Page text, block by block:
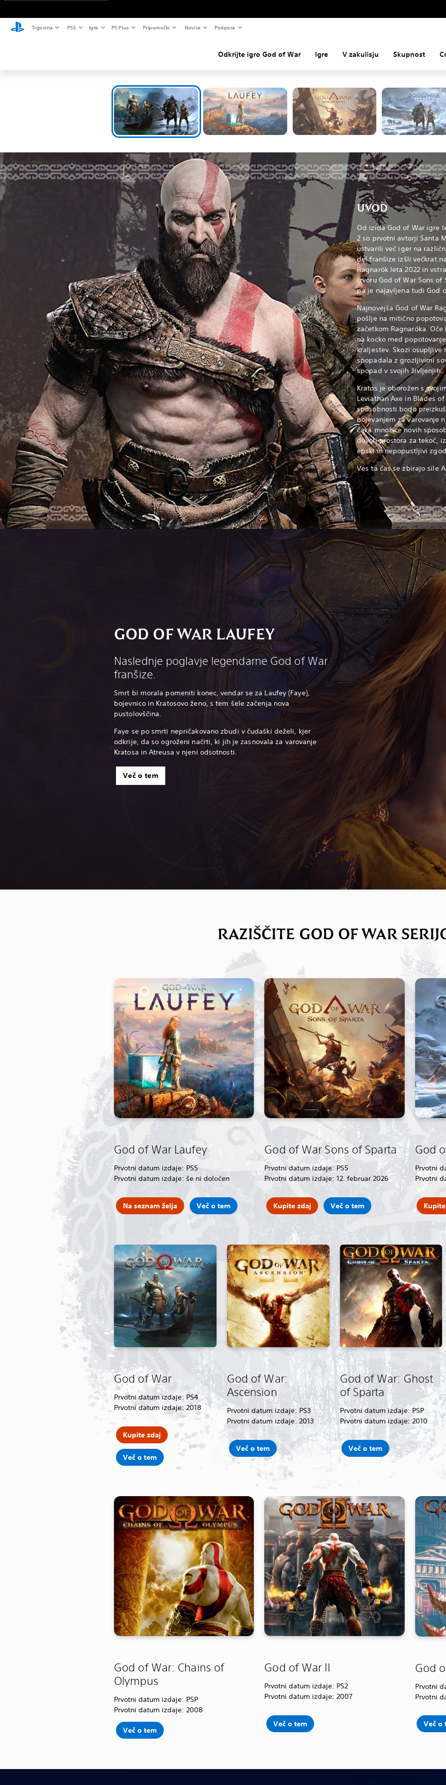
Trgovina PS5 Igre PS Plus Pripomočki Novice Podpora
Odkrijte igro God of War Igre V zakulisju Skupnost
UVOD
Od izida God of War igre
2 so prvotni avtorji Santa
ustvarili več iger na
del franšize izšli večkrat
Ragnarök leta 2022 in
izvoru God of War Sons
pa je najavljena tudi God
Najnovejša God of War
pošlje na mitično
začetkom Ragnaröka.
na kocko med
kraljestev.Skozi osupljive
spopadala z grozljivimi
spopad v svojih življenjih.
Kratos je oborožen s
Leviathan Axe in Blades
sposobnosti bodo
bojevanjem za varovanje
čaka množice novih
dovolj prostora za tekoč,
epski in nepopustljivi
Ves ta čas se zbirajo sile
GOD OF WAR LAUFEY
Naslednje poglavje legendarne God of War
franšize.
Smrt bi morala pomeniti konec, vendar se za Laufey (Faye),
bojevnico in Kratosovo ženo, s tem šele začenja nova
pustolovščina.
Faye se po smrti nepričakovano zbudi v čudaški deželi, kjer
odkrije, da so ogroženi načrti, ki jih je zasnovala za varovanje
Kratosa in Atreusa v njeni odsotnosti.
Več o tem
RAZIŠČITE GOD OF WAR
God of War Laufey
Prvotni datum izdaje: PS5
Prvotni datum izdaje: še ni določen
Na seznam želja Več o tem
God of War Sons of Sparta
Prvotni datum izdaje: PS5
Prvotni datum izdaje: 12. februar 2026
Kupite zdaj Več o tem
God
Prvotni
Prvotni
God of War
Prvotni datum izdaje: PS4
Prvotni datum izdaje: 2018
Kupite zdaj
Več o tem
God of War:
Ascension
Prvotni datum izdaje: PS3
Prvotni datum izdaje: 2013
Več o tem
God of War: Ghost
of Sparta
Prvotni datum izdaje: PSP
Prvotni datum izdaje: 2010
Več o tem
God of War: Chains of
Olympus
Prvotni datum izdaje: PSP
Prvotni datum izdaje: 2008
Več o tem
God of War II
Prvotni datum izdaje: PS2
Prvotni datum izdaje: 2007
Več o tem
God
Prvotni
Prvotni
Več o